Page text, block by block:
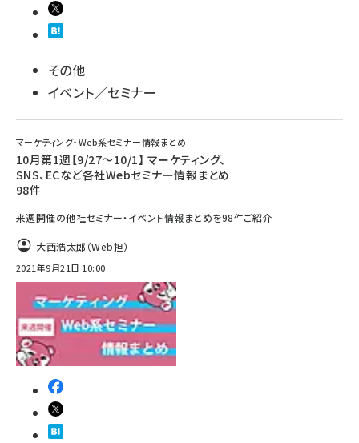
その他
イベント／セミナー
マーケティング・Web系セミナー情報まとめ
10月第1週【9/27～10/1】 マーケティング、
SNS、ECなど各社Webセミナー情報まとめ
98件
来週開催の他社セミナー・イベント情報まとめを98件ご紹介
大西浩太郎（Web担）
2021年9月21日 10:00